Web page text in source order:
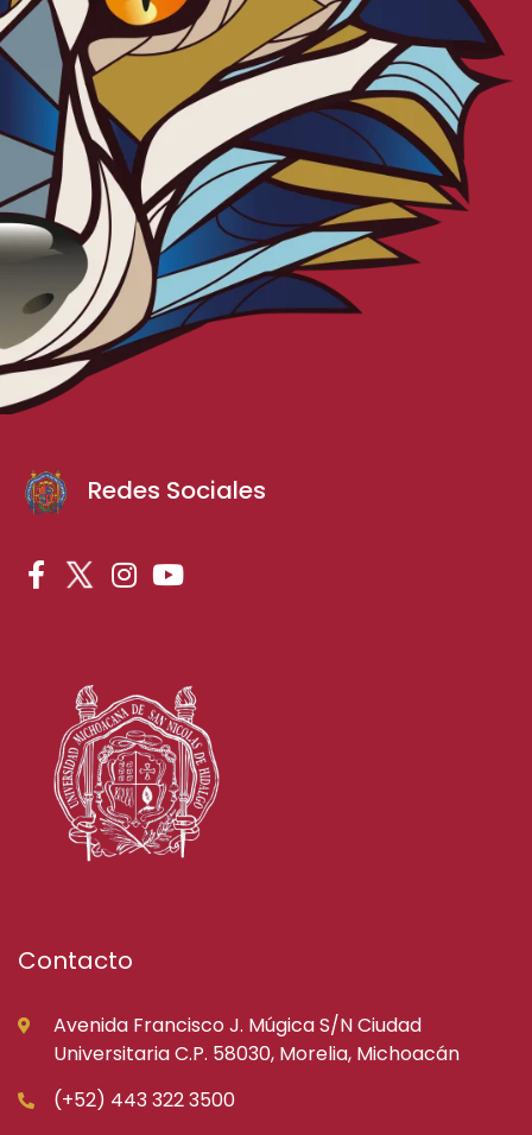
Redes Sociales
Contacto
Avenida Francisco J. Múgica S/N Ciudad
Universitaria C.P. 58030, Morelia, Michoacán
(+52) 443 322 3500